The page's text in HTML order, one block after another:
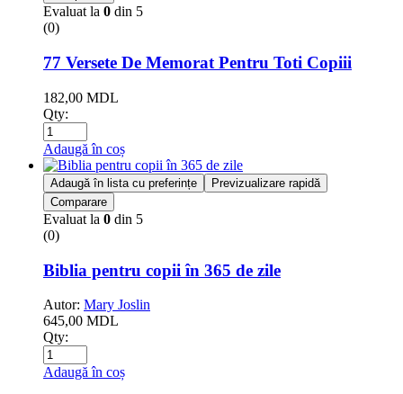
Evaluat la 0 din 5
(0)
77 Versete De Memorat Pentru Toti Copiii
182,00 MDL
Qty:
Adaugă în coș
Adaugă în lista cu preferințe
Previzualizare rapidă
Comparare
Evaluat la 0 din 5
(0)
Biblia pentru copii în 365 de zile
Autor: Mary Joslin
645,00 MDL
Qty:
Adaugă în coș